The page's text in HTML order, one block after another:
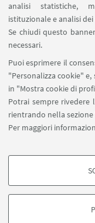
analisi statistiche,
istituzionale e analisi
Se chiudi questo
necessari.
Puoi esprimere il
"Personalizza cookie"
in "Mostra cookie di
Potrai sempre rivedere
rientrando nella
Per maggiori
COOKIE DI
degli utenti, creare profili
©Copyright 2026 -
Bologna - Via